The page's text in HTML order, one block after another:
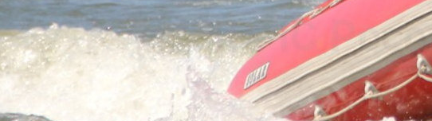
например, получил протокол за отсутствие спасательных средств (в
Александрова). Ему грозит штраф до 15 тысяч рублей.
МЧС России всё чаще разъясняют правила безопасности сапбордистам,
попадают в категорию риска.
относятся ни к одной категории судов - их пользователи остаются вне
Отсутствие правового статуса приводит к тому, что райдеры не знают
безопасности и навигации, а также не несут ответственности за их
говорит главный государственный инспектор по маломерным судам